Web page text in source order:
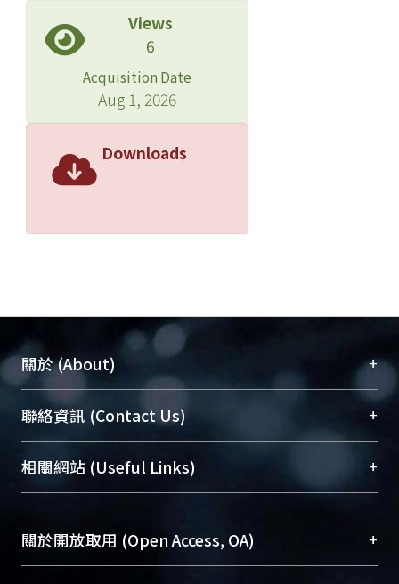
Views
6
Acquisition Date
Aug 1, 2026
Downloads
關於 (About) +
臺大位居世界頂尖大學之列，為永久珍藏及向國際
展現本校豐碩的研究成果及學術能量，圖書館整合
機構典藏（NTUR）與學術庫（AH）不同功能平
台，成為臺大學術典藏NTU scholars。期能整合研
成果。
To permanently archive and promote researcher
聯絡資訊 (Contact Us) +
總館學科館員(Main Library)
醫學圖書館學科館員(Medical Library)
Sciences Library)
相關網站 (Useful Links) +
關於開放取用 (Open Access, OA) +